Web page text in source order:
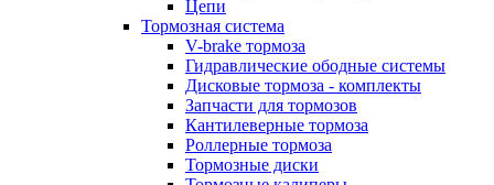
Цепи
Тормозная система
V-brake тормоза
Гидравлические ободные системы
Дисковые тормоза - комплекты
Запчасти для тормозов
Кантилеверные тормоза
Роллерные тормоза
Тормозные диски